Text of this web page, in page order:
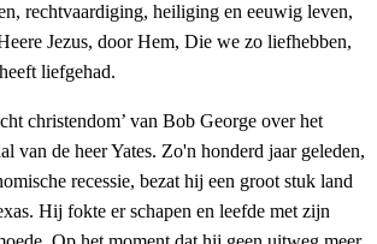
rechtvaardiging, heiliging en eeuwig leven,
Jezus, door Hem, Die we zo liefhebben,
liefgehad.
christendom’ van Bob George over het
van de heer Yates. Zo'n honderd jaar geleden,
recessie, bezat hij een groot stuk land
Hij fokte er schapen en leefde met zijn